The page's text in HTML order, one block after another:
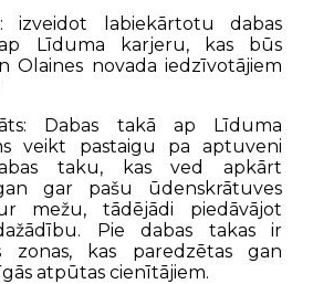
izveidot labiekārtotu dabas
Līduma karjeru, kas būs
Olaines novada iedzīvotājiem
Dabas takā ap Līduma
veikt pastaigu pa aptuveni
taku, kas ved apkārt
gar pašu ūdenskrātuves
mežu, tādējādi piedāvājot
Pie dabas takas ir
zonas, kas paredzētas gan
atpūtas cienītājiem.